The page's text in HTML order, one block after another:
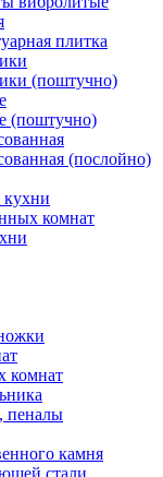
плитка
(поштучно)
(поштучно)
(послойно)
кухни
комнат
комнат
пеналы
камня
стали